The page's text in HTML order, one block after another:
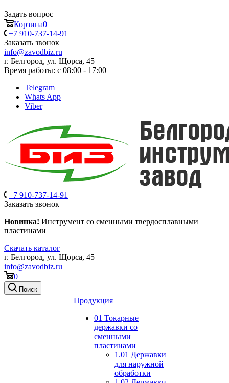
Задать вопрос
Корзина0
+7 910-737-14-91
Заказать звонок
info@zavodbiz.ru
г. Белгород, ул. Щорса, 45
Время работы: с 08:00 - 17:00
Telegram
Whats App
Viber
+7 910-737-14-91
Заказать звонок
Новинка! Инструмент со сменными твердосплавными
пластинами
Скачать каталог
г. Белгород, ул. Щорса, 45
info@zavodbiz.ru
0
Поиск
Продукция
01 Токарные
державки со
сменными
пластинами
1.01 Державки
для наружной
обработки